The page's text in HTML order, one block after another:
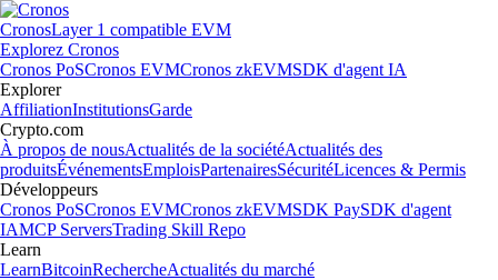
CronosLayer 1 compatible EVM
Explorez Cronos
Cronos PoSCronos EVMCronos zkEVMSDK d'agent IA
Explorer
AffiliationInstitutionsGarde
Crypto.com
À propos de nousActualités de la sociétéActualités des
produitsÉvénementsEmploisPartenairesSécuritéLicences & Permis
Développeurs
Cronos PoSCronos EVMCronos zkEVMSDK PaySDK d'agent
IAMCP ServersTrading Skill Repo
Learn
LearnBitcoinRechercheActualités du marché